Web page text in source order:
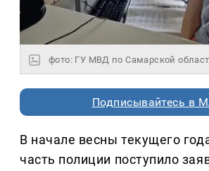
фото: ГУ МВД по Самарской
Подписывайтесь в
В начале весны текущего
часть полиции поступило